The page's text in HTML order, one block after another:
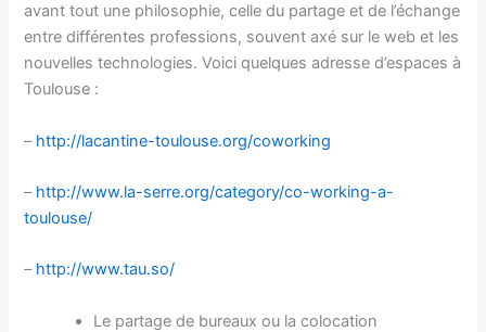
avant tout une philosophie, celle du partage et de l’échange
entre différentes professions, souvent axé sur le web et les
nouvelles technologies. Voici quelques adresse d’espaces à
Toulouse :
– http://lacantine-toulouse.org/coworking
– http://www.la-serre.org/category/co-working-a-
toulouse/
– http://www.tau.so/
Le partage de bureaux ou la colocation